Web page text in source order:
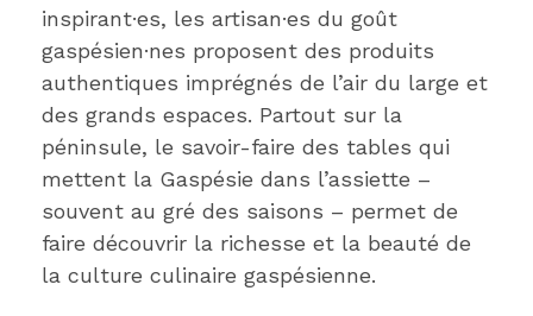
inspirant·es, les artisan·es du goût
gaspésien·nes proposent des produits
authentiques imprégnés de l’air du large et
des grands espaces. Partout sur la
péninsule, le savoir-faire des tables qui
mettent la Gaspésie dans l’assiette –
souvent au gré des saisons – permet de
faire découvrir la richesse et la beauté de
la culture culinaire gaspésienne.